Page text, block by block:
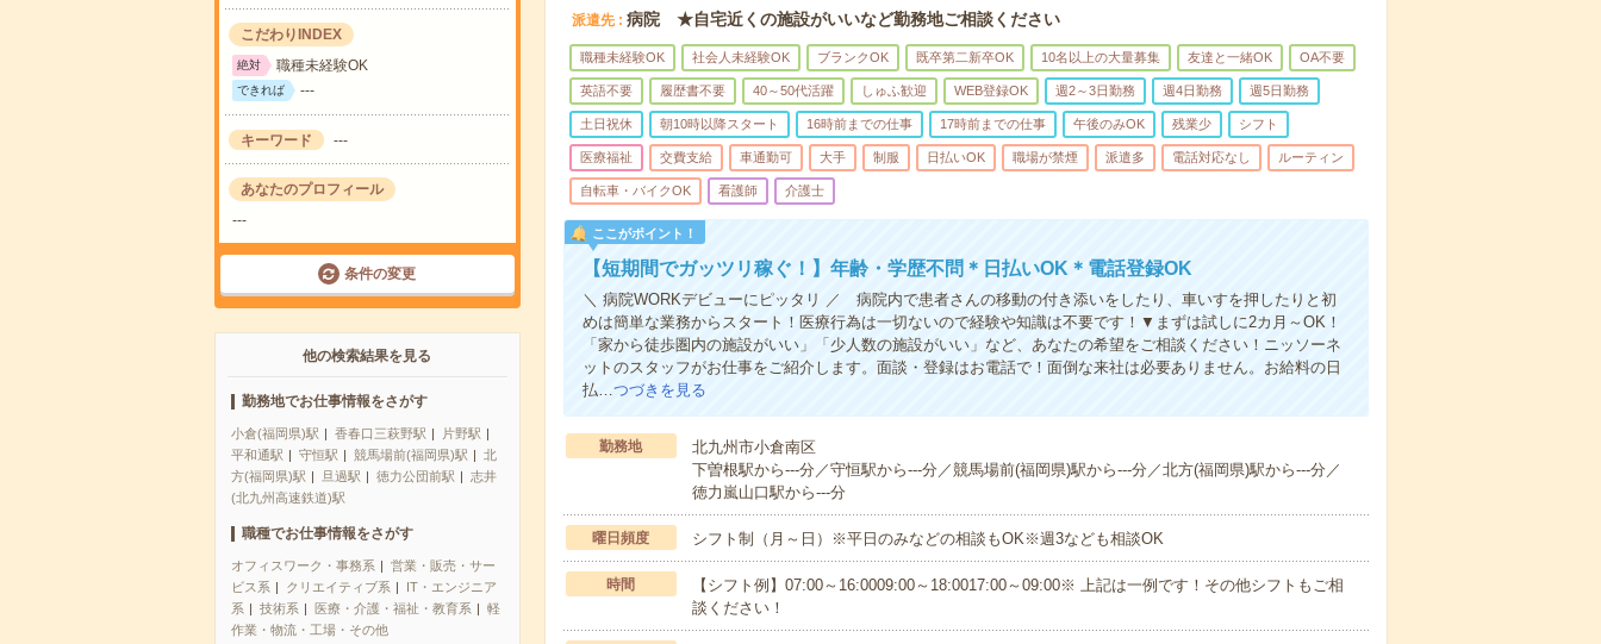
こだわりINDEX
絶対 職種未経験OK
できれば ---
キーワード ---
あなたのプロフィール
---
条件の変更
他の検索結果を見る
勤務地でお仕事情報をさがす
小倉(福岡県)駅 香春口三萩野駅
片野駅
平和通駅
守恒駅 競馬場前(福岡県)駅
北
方(福岡県)駅
旦過駅 徳力公団前駅
志井
(北九州高速鉄道)駅
職種でお仕事情報をさがす
オフィスワーク・事務系
営業・販売・サー
ビス系
クリエイティブ系
IT・エンジニア
系
技術系 医療・介護・福祉・教育系
軽
作業・物流・工場・その他
派遣先 病院 ★自宅近くの施設がいいなど勤務地ご相談ください
職種未経験OK 社会人未経験OK ブランクOK 既卒第二新卒OK 10名以上の大量募集 友達と一緒OK OA不要
英語不要 履歴書不要 40～50代活躍 しゅふ歓迎 WEB登録OK 週2～3日勤務 週4日勤務 週5日勤務
土日祝休 朝10時以降スタート 16時前までの仕事 17時前までの仕事 午後のみOK 残業少 シフト
医療福祉 交費支給 車通勤可 大手 制服 日払いOK 職場が禁煙 派遣多 電話対応なし ルーティン
自転車・バイクOK 看護師 介護士
ここがポイント！
【短期間でガッツリ稼ぐ！】年齢・学歴不問＊日払いOK＊電話登録OK
＼ 病院WORKデビューにピッタリ ／ 病院内で患者さんの移動の付き添いをしたり、車いすを押したりと初
めは簡単な業務からスタート！医療行為は一切ないので経験や知識は不要です！▼まずは試しに2カ月～OK！
「家から徒歩圏内の施設がいい」「少人数の施設がいい」など、あなたの希望をご相談ください！ニッソーネ
ットのスタッフがお仕事をご紹介します。面談・登録はお電話で！面倒な来社は必要ありません。お給料の日
払…つづきを見る
勤務地
北九州市小倉南区
下曽根駅から---分／守恒駅から---分／競馬場前(福岡県)駅から---分／北方(福岡県)駅から---分／
徳力嵐山口駅から---分
曜日頻度 シフト制（月～日）※平日のみなどの相談もOK※週3なども相談OK
時間
【シフト例】07:00～16:0009:00～18:0017:00～09:00※ 上記は一例です！その他シフトもご相
談ください！